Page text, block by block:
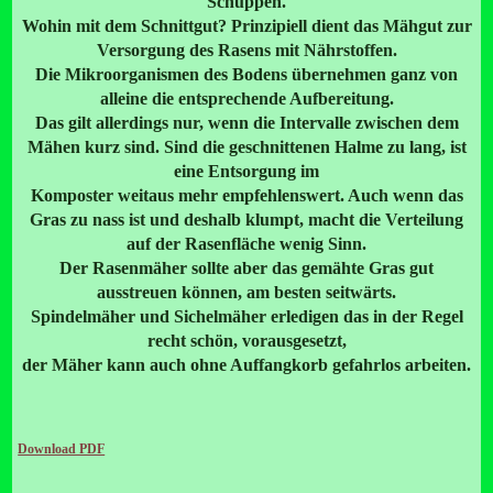
Wohin mit dem Schnittgut? Prinzipiell dient das Mähgut zur
Versorgung des Rasens mit Nährstoffen.
Die Mikroorganismen des Bodens übernehmen ganz von
alleine die entsprechende Aufbereitung.
Das gilt allerdings nur, wenn die Intervalle zwischen dem
Mähen kurz sind. Sind die geschnittenen Halme zu lang, ist
eine Entsorgung im
Komposter weitaus mehr empfehlenswert. Auch wenn das
Gras zu nass ist und deshalb klumpt, macht die Verteilung
auf der Rasenfläche wenig Sinn.
Der Rasenmäher sollte aber das gemähte Gras gut
ausstreuen können, am besten seitwärts.
Spindelmäher und Sichelmäher erledigen das in der Regel
recht schön, vorausgesetzt,
der Mäher kann auch ohne Auffangkorb gefahrlos arbeiten.
Download PDF